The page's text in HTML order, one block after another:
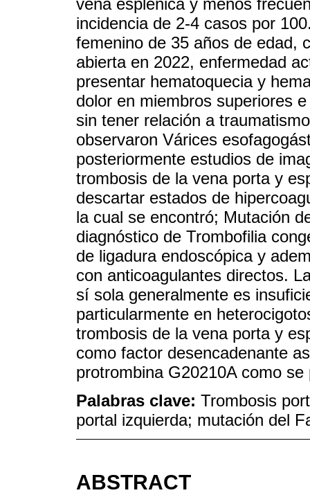
vena esplénica y menos
incidencia de 2-4 casos por
femenino de 35 años de edad,
abierta en 2022, enfermedad
presentar hematoquecia y
dolor en miembros superiores
sin tener relación a
observaron Várices
posteriormente estudios de
trombosis de la vena porta y
descartar estados de
la cual se encontró; Mutación
diagnóstico de Trombofilia
de ligadura endoscópica y
con anticoagulantes directos.
sí sola generalmente es
particularmente en
trombosis de la vena porta y
como factor desencadenante
protrombina G20210A como
Palabras clave: Trombosis
portal izquierda; mutación del
ABSTRACT